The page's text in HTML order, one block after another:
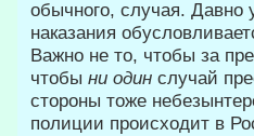
обычного, случая. Давно
наказания
Важно не то, чтобы за
чтобы ни один случай
стороны тоже
полиции происходит в